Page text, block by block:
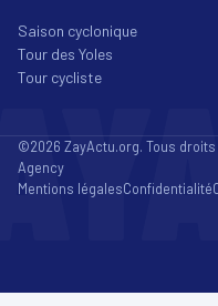
Saison cyclonique
Tour des Yoles
Tour cycliste
©2026 ZayActu.org. Tous
Agency
Mentions légalesConfidentialité